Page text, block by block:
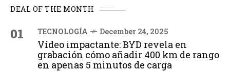
DEAL OF THE MONTH
01 TECNOLOGÍA December 24, 2025
Vídeo impactante: BYD revela en
grabación cómo añadir 400 km de rango
en apenas 5 minutos de carga